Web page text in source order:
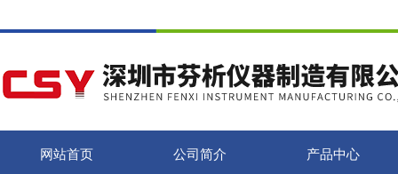
网站首页 公司简介 产品中心